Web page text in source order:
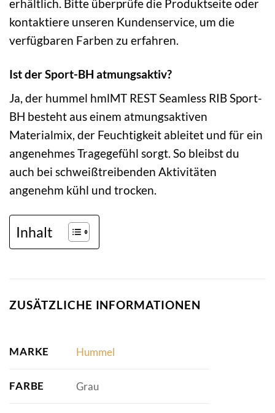
erhältlich. Bitte überprüfe die Produktseite oder
kontaktiere unseren Kundenservice, um die
verfügbaren Farben zu erfahren.
Ist der Sport-BH atmungsaktiv?
Ja, der hummel hmlMT REST Seamless RIB Sport-
BH besteht aus einem atmungsaktiven
Materialmix, der Feuchtigkeit ableitet und für ein
angenehmes Tragegefühl sorgt. So bleibst du
auch bei schweißtreibenden Aktivitäten
angenehm kühl und trocken.
Inhalt
ZUSÄTZLICHE INFORMATIONEN
MARKE Hummel
FARBE Grau